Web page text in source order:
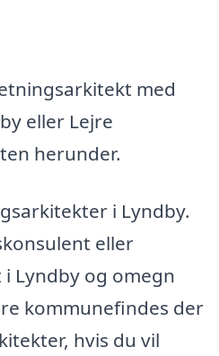
med
eller Lejre
herunder.
i Lyndby.
eller
Lyndby og omegn
kommunefindes der
hvis du vil